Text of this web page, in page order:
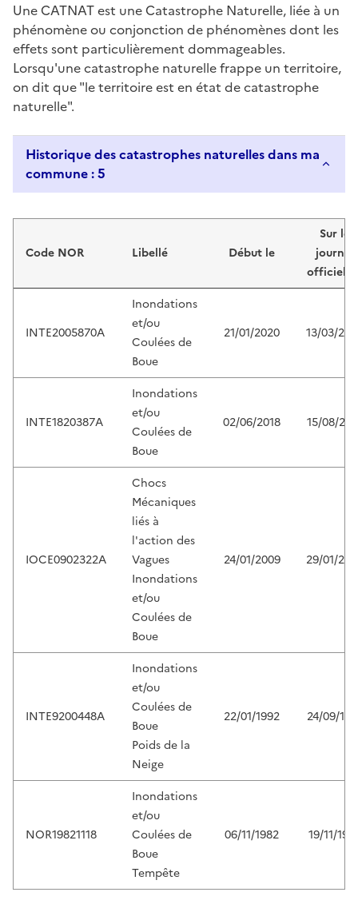
Une CATNAT est une Catastrophe Naturelle, liée à un
phénomène ou conjonction de phénomènes dont les
effets sont particulièrement dommageables.
Lorsqu'une catastrophe naturelle frappe un territoire,
on dit que "le territoire est en état de catastrophe
naturelle".
Historique des catastrophes naturelles dans ma
commune : 5
Code NOR Libellé Début le
Sur le
journal
officiel
INTE2005870A
Inondations
et/ou
Coulées de
Boue
21/01/2020 13/03/
INTE1820387A
Inondations
et/ou
Coulées de
Boue
02/06/2018 15/08/
IOCE0902322A
Chocs
Mécaniques
liés à
l'action des
Vagues
Inondations
et/ou
Coulées de
Boue
24/01/2009 29/01/
INTE9200448A
Inondations
et/ou
Coulées de
Boue
Poids de la
Neige
22/01/1992 24/09/
NOR19821118
Inondations
et/ou
Coulées de
Boue
Tempête
06/11/1982 19/11/